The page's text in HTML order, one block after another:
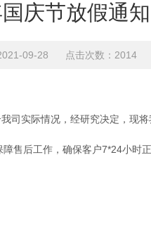
庆节放假通知
09-28 点击次数：2014
实际情况，经研究决定，现将
障售后工作，确保客户7*24小时